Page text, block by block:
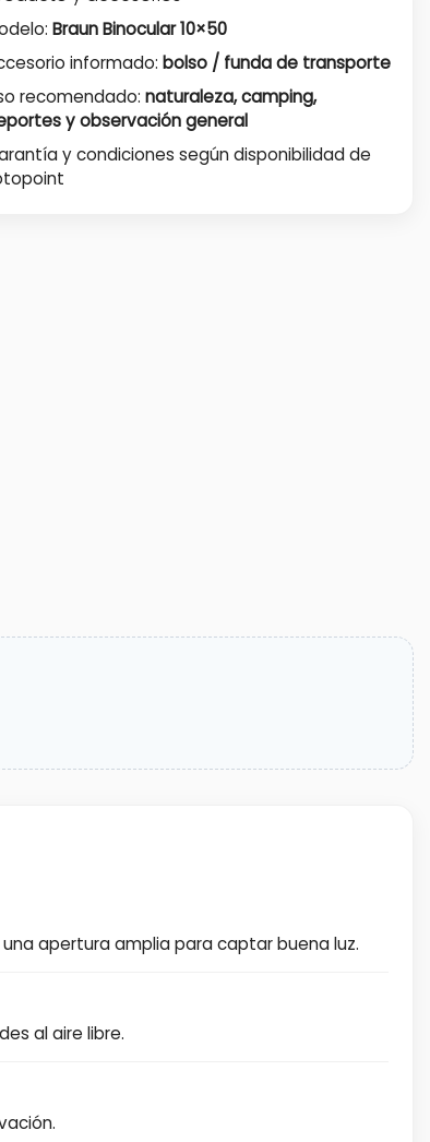
Braun Binocular 10×50
informado:bolso / funda de transporte
recomendado:naturaleza, camping,
y observación general
y condiciones según disponibilidad de
apertura amplia para captar buena luz.
al aire libre.